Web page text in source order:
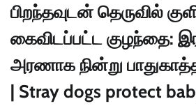
பிறந்தவுடன் தெருவில்
கைவிடப்பட்ட குழந்தை:
அரணாக நின்று
| Stray dogs protect